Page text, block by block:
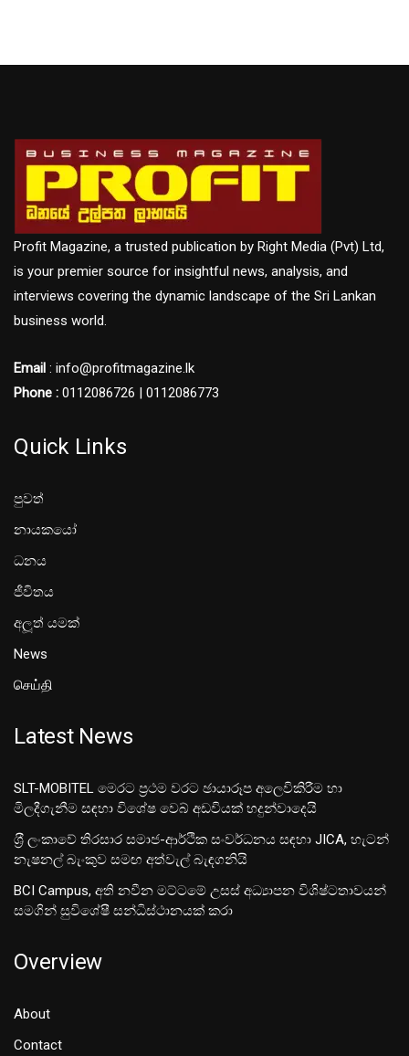
Profit Magazine, a trusted publication by Right Media (Pvt) Ltd,
is your premier source for insightful news, analysis, and
interviews covering the dynamic landscape of the Sri Lankan
business world.
Email : info@profitmagazine.lk
Phone : 0112086726 | 0112086773
Quick Links
පුවත්
නායකයෝ
ධනය
ජීවිතය
අලූත් යමක්
News
செய்தி
Latest News
SLT-MOBITEL මෙරට ප්‍රථම වරට ඡායාරූප අලෙවිකිරීම හා
මිලදීගැනීම සඳහා විශේෂ වෙබ් අඩවියක් හදුන්වාදෙයි
ශ‍්‍රී ලංකාවේ තිරසාර සමාජ-ආර්ථික සංවර්ධනය සඳහා JICA, හැටන්
නැෂනල් බැංකුව සමඟ අත්වැල් බැඳගනියි
BCI Campus, අති නවීන මට්ටමේ උසස් අධ්‍යාපන විශිෂ්ටතාවයන්
සමගින් සුවිශේෂී සන්ධිස්ථානයක් කරා
Overview
About
Contact